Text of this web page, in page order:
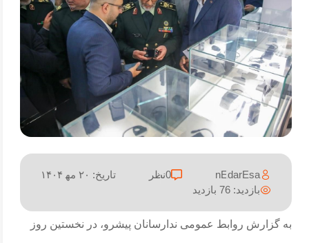
nEdarEsa 0نظر تاریخ: ۲۰ مه‍ ۱۴۰۴
بازدید: 76 بازدید
به گزارش روابط عمومی ندارسانان پیشرو، در نخستین روز